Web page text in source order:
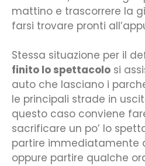
mattino e trascorrere la
farsi trovare pronti
Stessa situazione per il
finito lo spettacolo si
auto che lasciano i
le principali strade in
questo caso conviene
sacrificare un po’ lo
partire immediatamente
oppure partire qualche